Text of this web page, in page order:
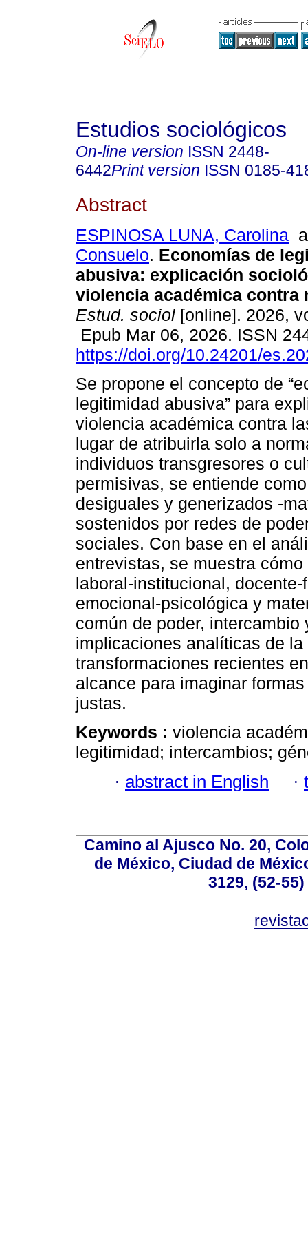
Estudios sociológicos
On-line version ISSN 2448-
6442Print version ISSN 0185-
Abstract
ESPINOSA LUNA, Carolina
Consuelo. Economías de
abusiva: explicación
violencia académica contra
Estud. sociol [online]. 2026,
Epub Mar 06, 2026. ISSN
https://doi.org/10.24201/
Se propone el concepto de
legitimidad abusiva” para
violencia académica contra
lugar de atribuirla solo a
individuos transgresores o
permisivas, se entiende
desiguales y generizados -
sostenidos por redes de
sociales. Con base en el
entrevistas, se muestra
laboral-institucional,
emocional-psicológica y
común de poder,
implicaciones analíticas de
transformaciones recientes
alcance para imaginar
justas.
Keywords : violencia
legitimidad; intercambios;
· abstract in English ·
Camino al Ajusco No. 20,
de México, Ciudad de
3129, (52-